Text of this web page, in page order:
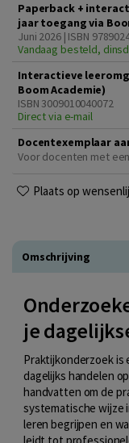
Paperback +
jaar toegang via
Juni 2026 | ISBN
Vandaag besteld,
Interactieve
Boom Academie)
ISBN 3009010040072
Direct via e-mail
Docentexemplaar
Voor docenten met
Plaats op
Omschrijving
je
Praktijkonderzoek is
dagelijks handelen
handvatten om de
systematische wijze
leren begrijpen en
leidt tot